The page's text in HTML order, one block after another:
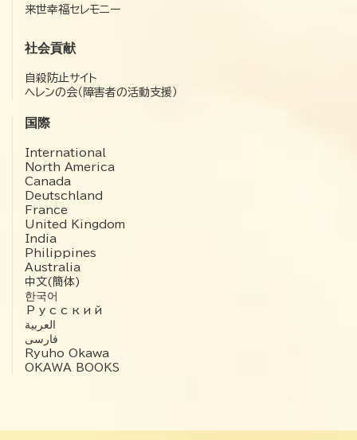
来世幸福セレモニー
社会貢献
自殺防止サイト
ヘレンの会（障害者の活動支援）
国際
International
North America
Canada
Deutschland
France
United Kingdom
India
Philippines
Australia
中文(簡体)
한국어
Русский
العربية‏
فارسی
Ryuho Okawa
OKAWA BOOKS